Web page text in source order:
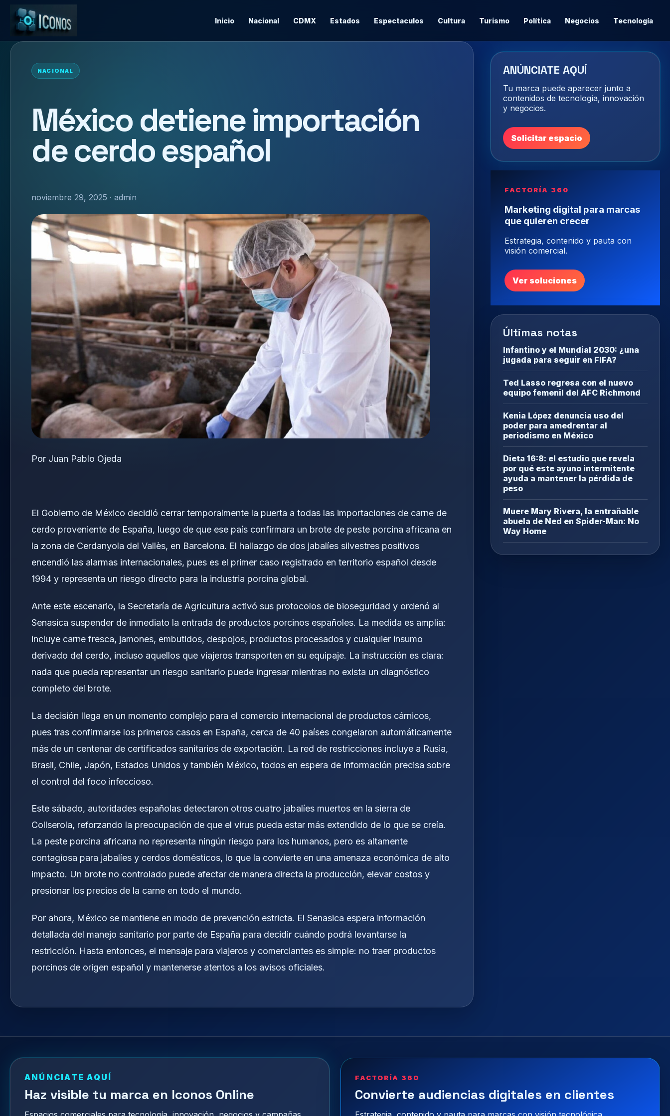
Inicio Nacional CDMX Estados Espectaculos Cultura Turismo Política Negocios Tecnología
NACIONAL
México detiene importación
de cerdo español
noviembre 29, 2025 · admin
Por Juan Pablo Ojeda
El Gobierno de México decidió cerrar temporalmente la puerta a todas las importaciones de carne de
cerdo proveniente de España, luego de que ese país confirmara un brote de peste porcina africana en
la zona de Cerdanyola del Vallès, en Barcelona. El hallazgo de dos jabalíes silvestres positivos
encendió las alarmas internacionales, pues es el primer caso registrado en territorio español desde
1994 y representa un riesgo directo para la industria porcina global.
Ante este escenario, la Secretaría de Agricultura activó sus protocolos de bioseguridad y ordenó al
Senasica suspender de inmediato la entrada de productos porcinos españoles. La medida es amplia:
incluye carne fresca, jamones, embutidos, despojos, productos procesados y cualquier insumo
derivado del cerdo, incluso aquellos que viajeros transporten en su equipaje. La instrucción es clara:
nada que pueda representar un riesgo sanitario puede ingresar mientras no exista un diagnóstico
completo del brote.
La decisión llega en un momento complejo para el comercio internacional de productos cárnicos,
pues tras confirmarse los primeros casos en España, cerca de 40 países congelaron automáticamente
más de un centenar de certificados sanitarios de exportación. La red de restricciones incluye a Rusia,
Brasil, Chile, Japón, Estados Unidos y también México, todos en espera de información precisa sobre
el control del foco infeccioso.
Este sábado, autoridades españolas detectaron otros cuatro jabalíes muertos en la sierra de
Collserola, reforzando la preocupación de que el virus pueda estar más extendido de lo que se creía.
La peste porcina africana no representa ningún riesgo para los humanos, pero es altamente
contagiosa para jabalíes y cerdos domésticos, lo que la convierte en una amenaza económica de alto
impacto. Un brote no controlado puede afectar de manera directa la producción, elevar costos y
presionar los precios de la carne en todo el mundo.
Por ahora, México se mantiene en modo de prevención estricta. El Senasica espera información
detallada del manejo sanitario por parte de España para decidir cuándo podrá levantarse la
restricción. Hasta entonces, el mensaje para viajeros y comerciantes es simple: no traer productos
porcinos de origen español y mantenerse atentos a los avisos oficiales.
ANÚNCIATE AQUÍ
Tu marca puede aparecer junto a
contenidos de tecnología, innovación
y negocios.
Solicitar espacio
FACTORÍA 360
Marketing digital para marcas
que quieren crecer
Estrategia, contenido y pauta con
visión comercial.
Ver soluciones
Últimas notas
Infantino y el Mundial 2030: ¿una
jugada para seguir en FIFA?
Ted Lasso regresa con el nuevo
equipo femenil del AFC Richmond
Kenia López denuncia uso del
poder para amedrentar al
periodismo en México
Dieta 16:8: el estudio que revela
por qué este ayuno intermitente
ayuda a mantener la pérdida de
peso
Muere Mary Rivera, la entrañable
abuela de Ned en Spider-Man: No
Way Home
ANÚNCIATE AQUÍ
Haz visible tu marca en Iconos Online
FACTORÍA 360
Convierte audiencias digitales en clientes